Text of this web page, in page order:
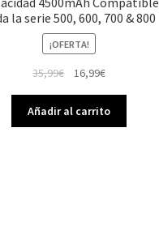
la serie 500, 600, 700 & 800
¡OFERTA!
35,99€
original
era:
16,99€El
actual
es:
Añadir al carrito